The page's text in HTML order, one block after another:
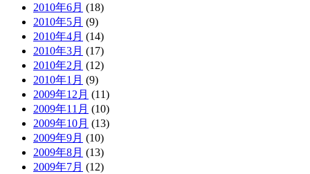
2010年6月 (18)
2010年5月 (9)
2010年4月 (14)
2010年3月 (17)
2010年2月 (12)
2010年1月 (9)
2009年12月 (11)
2009年11月 (10)
2009年10月 (13)
2009年9月 (10)
2009年8月 (13)
2009年7月 (12)